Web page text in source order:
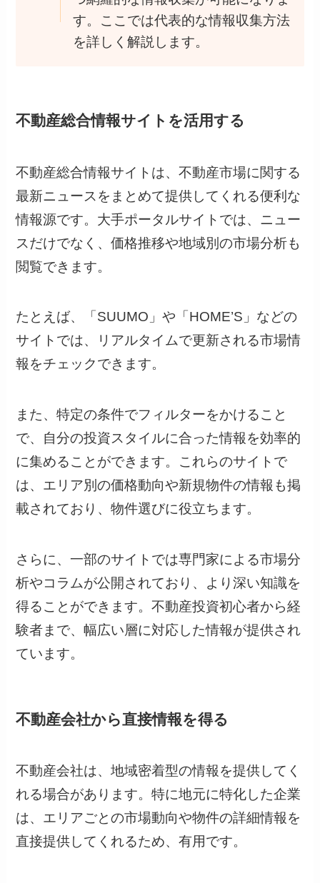
す。ここでは代表的な情報収集方法
を詳しく解説します。
不動産総合情報サイトを活用する
不動産総合情報サイトは、不動産市場に関する
最新ニュースをまとめて提供してくれる便利な
情報源です。大手ポータルサイトでは、ニュー
スだけでなく、価格推移や地域別の市場分析も
閲覧できます。
たとえば、「SUUMO」や「HOME’S」などの
サイトでは、リアルタイムで更新される市場情
報をチェックできます。
また、特定の条件でフィルターをかけること
で、自分の投資スタイルに合った情報を効率的
に集めることができます。これらのサイトで
は、エリア別の価格動向や新規物件の情報も掲
載されており、物件選びに役立ちます。
さらに、一部のサイトでは専門家による市場分
析やコラムが公開されており、より深い知識を
得ることができます。不動産投資初心者から経
験者まで、幅広い層に対応した情報が提供され
ています。
不動産会社から直接情報を得る
不動産会社は、地域密着型の情報を提供してく
れる場合があります。特に地元に特化した企業
は、エリアごとの市場動向や物件の詳細情報を
直接提供してくれるため、有用です。